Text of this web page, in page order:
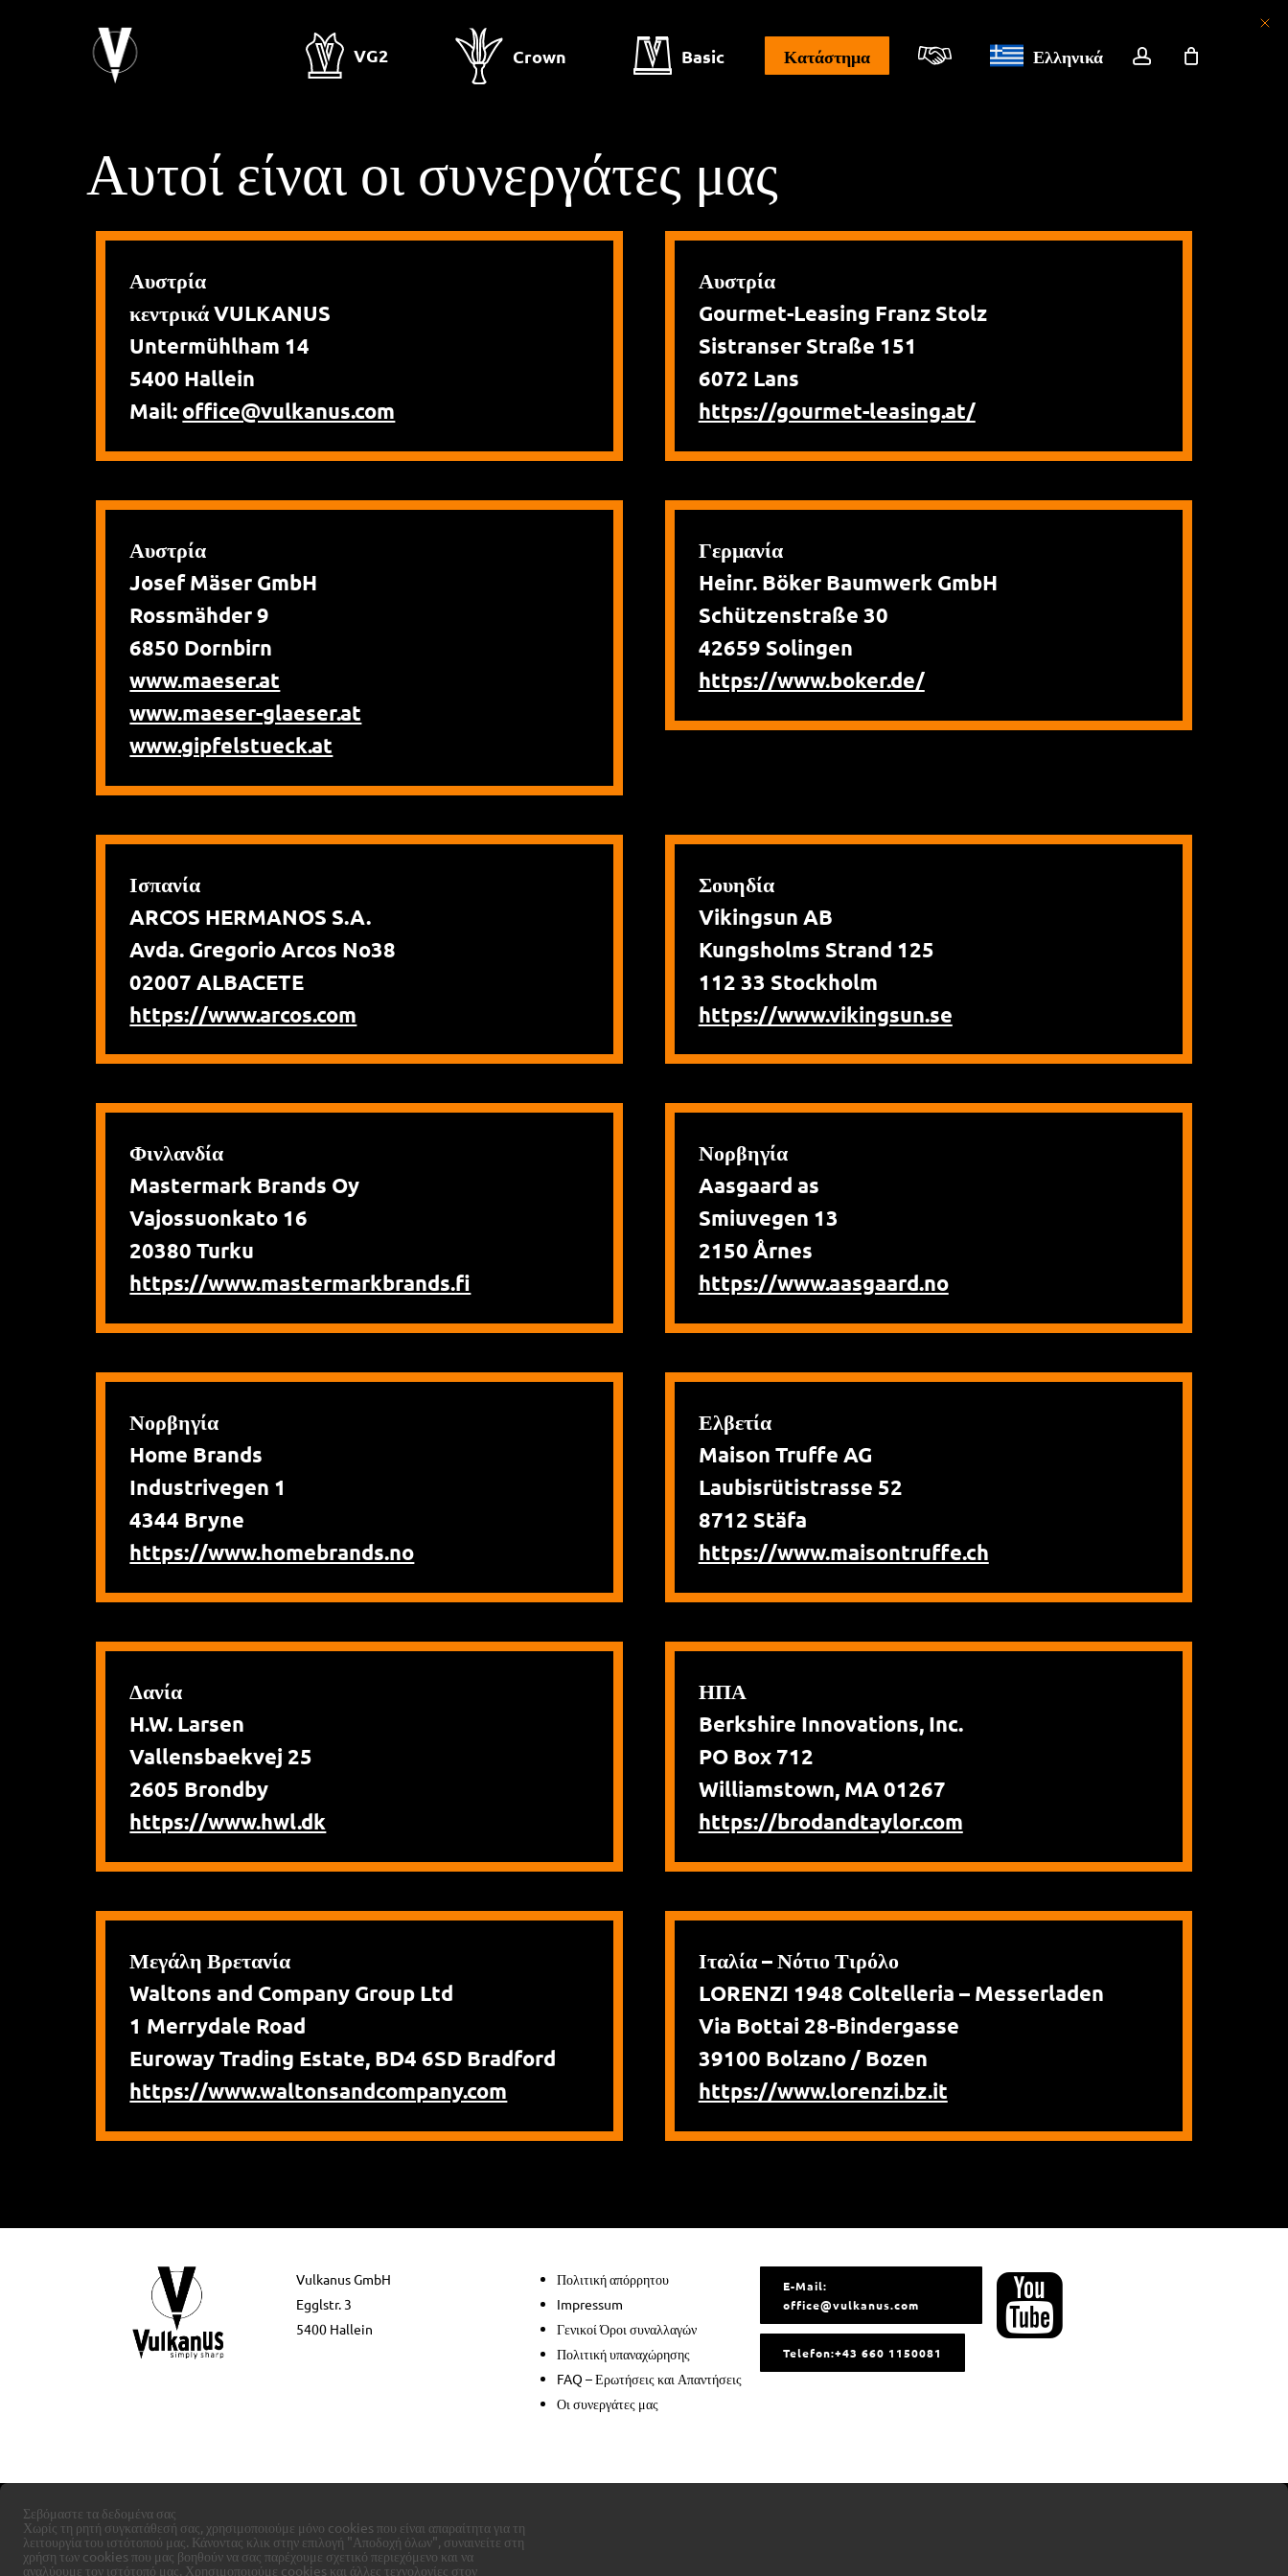
VG2 Crown Basic Κατάστημα Ελληνικά λογαριασμός
Αυτοί είναι οι συνεργάτες μας
Αυστρία
κεντρικά VULKANUS
Untermühlham 14
5400 Hallein
Mail: office@vulkanus.com
Αυστρία
Gourmet-Leasing Franz Stolz
Sistranser Straße 151
6072 Lans
https://gourmet-leasing.at/
Αυστρία
Josef Mäser GmbH
Rossmähder 9
6850 Dornbirn
www.maeser.at
www.maeser-glaeser.at
www.gipfelstueck.at
Γερμανία
Heinr. Böker Baumwerk GmbH
Schützenstraße 30
42659 Solingen
https://www.boker.de/
Ισπανία
ARCOS HERMANOS S.A.
Avda. Gregorio Arcos No38
02007 ALBACETE
https://www.arcos.com
Σουηδία
Vikingsun AB
Kungsholms Strand 125
112 33 Stockholm
https://www.vikingsun.se
Φινλανδία
Mastermark Brands Oy
Vajossuonkato 16
20380 Turku
https://www.mastermarkbrands.fi
Νορβηγία
Aasgaard as
Smiuvegen 13
2150 Årnes
https://www.aasgaard.no
Νορβηγία
Home Brands
Industrivegen 1
4344 Bryne
https://www.homebrands.no
Ελβετία
Maison Truffe AG
Laubisrütistrasse 52
8712 Stäfa
https://www.maisontruffe.ch
Δανία
H.W. Larsen
Vallensbaekvej 25
2605 Brondby
https://www.hwl.dk
ΗΠΑ
Berkshire Innovations, Inc.
PO Box 712
Williamstown, MA 01267
https://brodandtaylor.com
Μεγάλη Βρετανία
Waltons and Company Group Ltd
1 Merrydale Road
Euroway Trading Estate, BD4 6SD Bradford
https://www.waltonsandcompany.com
Ιταλία – Νότιο Τιρόλο
LORENZI 1948 Coltelleria – Messerladen
Via Bottai 28-Bindergasse
39100 Bolzano / Bozen
https://www.lorenzi.bz.it
Vulkanus GmbH
Egglstr. 3
5400 Hallein
Πολιτική απόρρητου
Impressum
Γενικοί Όροι συναλλαγών
Πολιτική υπαναχώρησης
FAQ – Ερωτήσεις και Απαντήσεις
Οι συνεργάτες μας
E-Mail:
office@vulkanus.com
Telefon:+43 660 1150081
Σεβόμαστε τα δεδομένα σας
Χωρίς τη ρητή συγκατάθεσή σας, χρησιμοποιούμε μόνο cookies που είναι απαραίτητα για τη
λειτουργία του ιστότοπού μας. Κάνοντας κλικ στην επιλογή "Αποδοχή όλων", συναινείτε στη
χρήση των cookies που μας βοηθούν να σας παρέχουμε σχετικό περιεχόμενο και να
αναλύουμε τον ιστότοπό μας. Χρησιμοποιούμε cookies και άλλες τεχνολογίες στον